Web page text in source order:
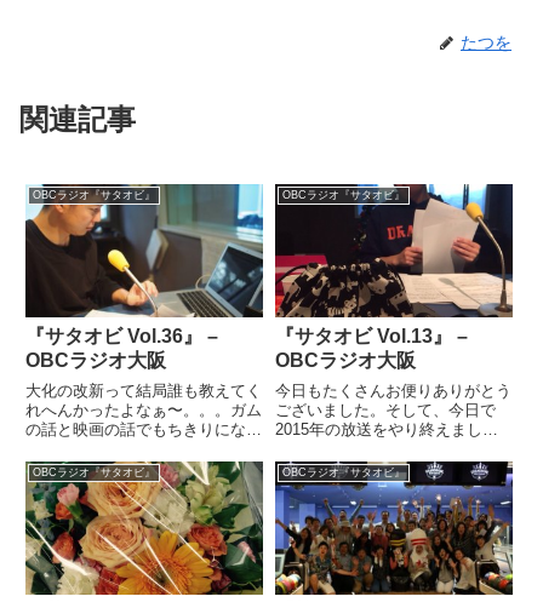
たつを
関連記事
OBCラジオ『サタオビ』
『サタオビ Vol.36』 –
OBCラジオ大阪
大化の改新って結局誰も教えてく
れへんかったよなぁ〜。。。ガム
の話と映画の話でもちきりになり
さんお便りいただけてうれしかっ
たです。いつも本当にありがとう
ございます。サタヲA・サタヲB
のコーナーは、、、「あなたは
甘...
OBCラジオ『サタオビ』
『サタオビ Vol.13』 –
OBCラジオ大阪
今日もたくさんお便りありがとう
ございました。そして、今日で
2015年の放送をやり終えまし
って幸せでございました。毎回、
始まる前からたくさんお便りをい
ただいてて、なんか競馬新聞ばっ
かりみてるみたいな感じでマヲち
ゃ...
OBCラジオ『サタオビ』 OBCラジオ『サタオビ』